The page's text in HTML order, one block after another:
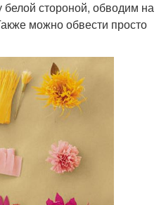
стороной, обводим на
можно обвести просто